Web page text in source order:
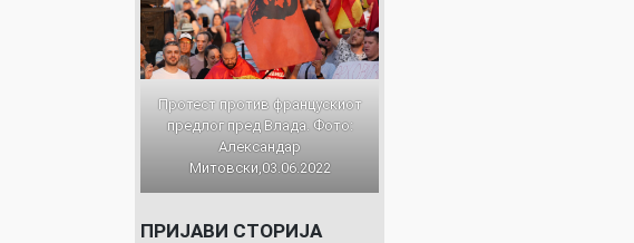
Протест против францускиот
предлог пред Влада. Фото:
Александар
Митовски,03.06.2022
ПРИЈАВИ СТОРИЈА